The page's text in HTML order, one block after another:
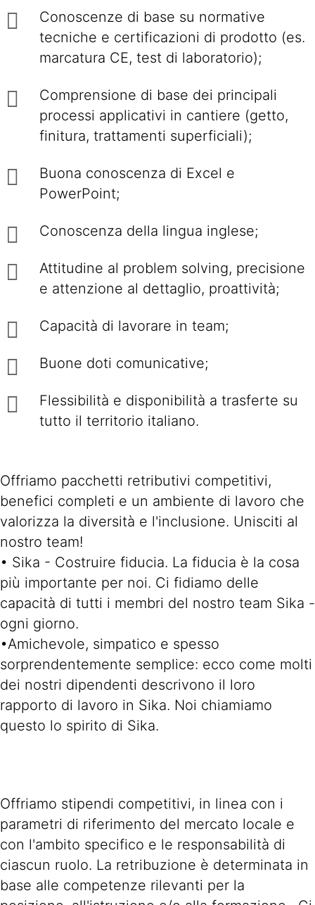
Conoscenze di base su normative
tecniche e certificazioni di prodotto (es.
marcatura CE, test di laboratorio);
Comprensione di base dei principali
processi applicativi in cantiere (getto,
finitura, trattamenti superficiali);
Buona conoscenza di Excel e
PowerPoint;
Conoscenza della lingua inglese;
Attitudine al problem solving, precisione
e attenzione al dettaglio, proattività;
Capacità di lavorare in team;
Buone doti comunicative;
Flessibilità e disponibilità a trasferte su
tutto il territorio italiano.
Offriamo pacchetti retributivi competitivi,
benefici completi e un ambiente di lavoro che
valorizza la diversità e l'inclusione. Unisciti al
nostro team!
• Sika - Costruire fiducia. La fiducia è la cosa
più importante per noi. Ci fidiamo delle
capacità di tutti i membri del nostro team Sika -
ogni giorno.
•Amichevole, simpatico e spesso
sorprendentemente semplice: ecco come molti
dei nostri dipendenti descrivono il loro
rapporto di lavoro in Sika. Noi chiamiamo
questo lo spirito di Sika.
Offriamo stipendi competitivi, in linea con i
parametri di riferimento del mercato locale e
con l'ambito specifico e le responsabilità di
ciascun ruolo. La retribuzione è determinata in
base alle competenze rilevanti per la